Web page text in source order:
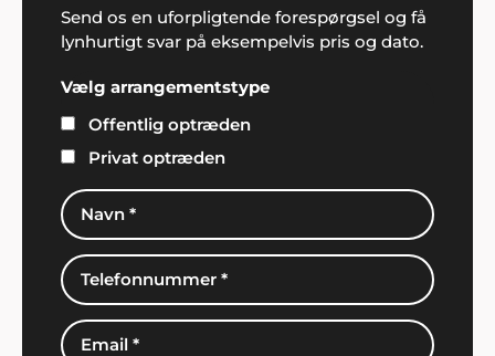
Send os en uforpligtende forespørgsel og få
lynhurtigt svar på eksempelvis pris og dato.
Vælg arrangementstype
Offentlig optræden
Privat optræden